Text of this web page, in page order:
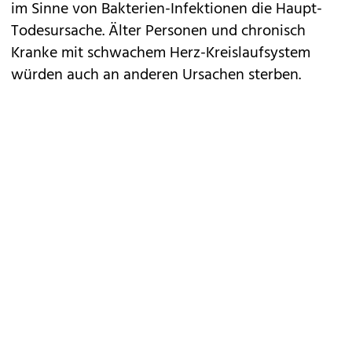
im Sinne von Bakterien-Infektionen die Haupt-
Todesursache. Älter Personen und chronisch
Kranke mit schwachem Herz-Kreislaufsystem
würden auch an anderen Ursachen sterben.